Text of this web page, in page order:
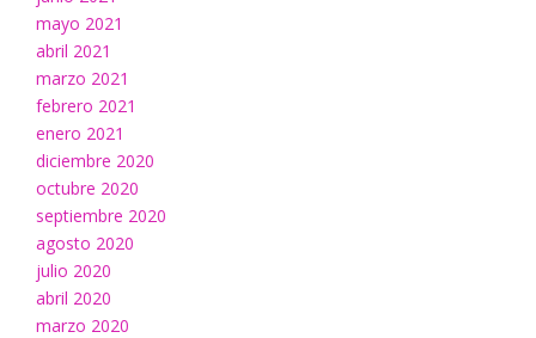
mayo 2021
abril 2021
marzo 2021
febrero 2021
enero 2021
diciembre 2020
octubre 2020
septiembre 2020
agosto 2020
julio 2020
abril 2020
marzo 2020